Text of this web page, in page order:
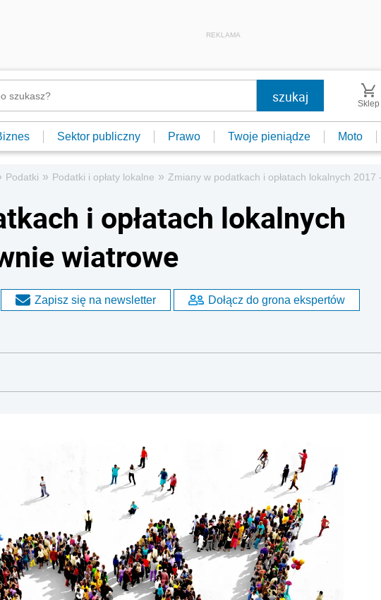
REKLAMA
Sklep
Sektor publiczny Prawo Twoje pieniądze Moto
Podatki » Podatki i opłaty lokalne » Zmiany w podatkach i opłatach lokalnych 2017
i opłatach lokalnych
wiatrowe
Zapisz się na newsletter Dołącz do grona ekspertów